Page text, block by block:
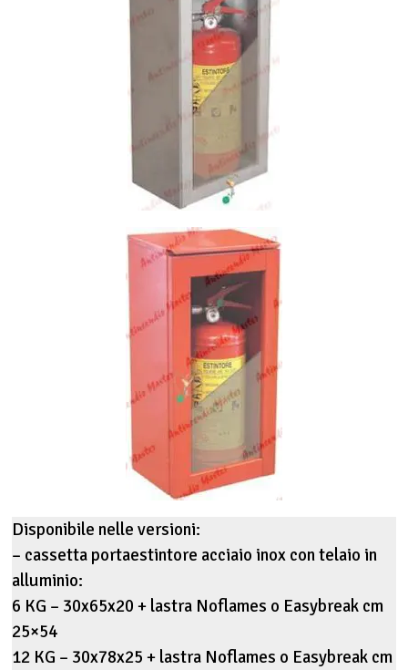
Disponibile nelle versioni:
– cassetta portaestintore acciaio inox con telaio in
alluminio:
6 KG – 30x65x20 + lastra Noflames o Easybreak cm
25×54
12 KG – 30x78x25 + lastra Noflames o Easybreak cm